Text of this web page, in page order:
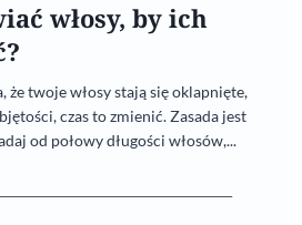
włosy, by ich
że twoje włosy stają się oklapnięte,
czas to zmienić. Zasada jest
od połowy długości włosów,...